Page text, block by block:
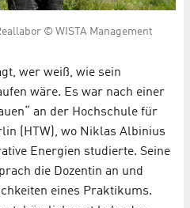
© WISTA Management
wer weiß, wie sein
wäre. Es war nach einer
an der Hochschule für
(HTW), wo Niklas Albinius
Energien studierte. Seine
die Dozentin an und
eines Praktikums.